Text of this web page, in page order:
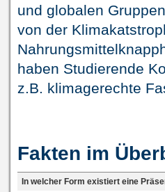
und globalen
von der
haben Studierende
z.B. klimagerechte
Fakten im
In welcher Form existiert eine